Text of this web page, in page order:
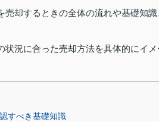
売却するときの全体の流れや基礎知
状況に合った売却方法を具体的にイ
すべき基礎知識